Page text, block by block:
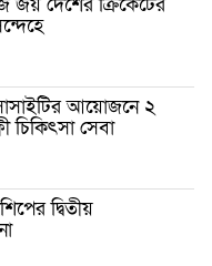
আয়োজনে ২
চিকিৎসা সেবা
দ্বিতীয়